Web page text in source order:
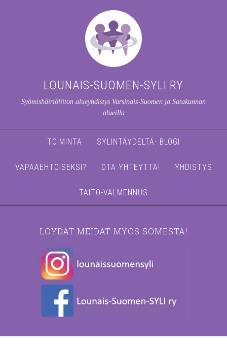
LOUNAIS-SUOMEN-SYLI RY
Syömishäiriöliiton alueyhdistys Varsinais-Suomen ja Satakunnan
alueilla
TOIMINTA SYLINTÄYDELTÄ- BLOGI
VAPAAEHTOISEKSI? OTA YHTEYTTÄ! YHDISTYS
TAITO-VALMENNUS
LÖYDÄT MEIDÄT MYÖS SOMESTA!